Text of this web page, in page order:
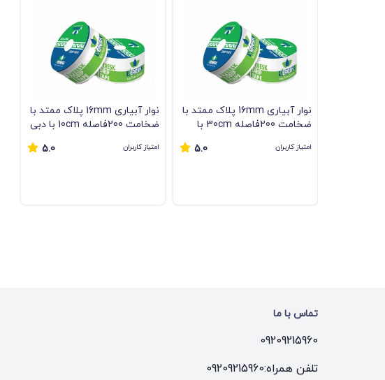
نوار آبیاری 16mm پلاک ممتد با
ضخامت 200فاصله 30cm با
امتیاز کاربران 5.0
نوار آبیاری 16mm پلاک ممتد با
ضخامت 200فاصله 10cm با دبی
امتیاز کاربران 5.0
تماس با ما
09209215960
تلفن همراه:09209215960